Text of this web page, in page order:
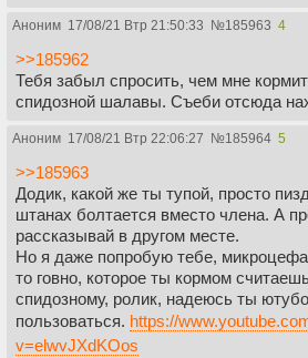
Аноним 17/08/21 Втр 21:50:33 №185963 4
>>185962
Тебя забыл спросить, чем мне
спидозной шалавы. Съеби отсюда
Аноним 17/08/21 Втр 22:06:27 №185964 5
>>185963
Додик, какой же ты тупой, просто
штанах болтается вместо члена. А
рассказывай в другом месте.
Но я даже попробую тебе,
то говно, которое ты кормом
спидозному, ролик, надеюсь ты
пользоваться. https://
v=elwvJXdKOos